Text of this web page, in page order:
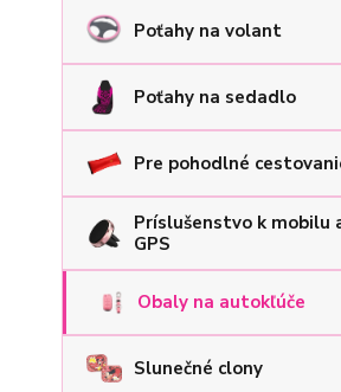
Poťahy na volant
Poťahy na sedadlo
Pre pohodlné
Príslušenstvo k mobilu
GPS
Obaly na autokľúče
Slunečné clony